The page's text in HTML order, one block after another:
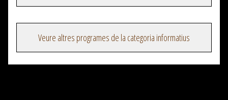
Veure altres programes de la categoria informatius